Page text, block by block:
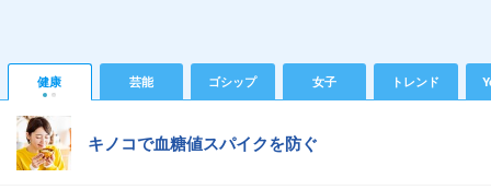
健康 芸能 ゴシップ 女子 トレンド
キノコで血糖値スパイクを防ぐ